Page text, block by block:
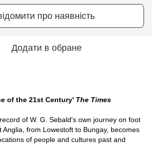
про наявність
Додати в обране
of the 21st Century' The Times
of W. G. Sebald's own journey on foot
Anglia, from Lowestoft to Bungay, becomes
of people and cultures past and